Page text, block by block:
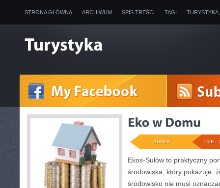
STRONA GŁÓWNA ARCHIWUM SPIS TREŚCI TAGI
CZE -
ADMIN
Ekos-Sułów to praktyczny
środowiska, który pokazuje,
środowisko nie musi